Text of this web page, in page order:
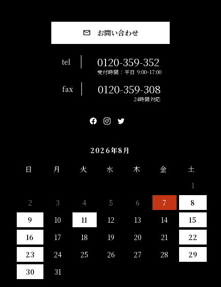
お問い合わせ
tel 0120-359-352
受付時間：平日 9:00~17:00
fax 0120-359-308
24時間対応
2026年8月
日
月 火 水 木 金
土
1
2
3 4 5 6 7
8
9
10 11 12 13 14
15
16
17 18 19 20 21
22
23
24 25 26 27 28
29
30
31